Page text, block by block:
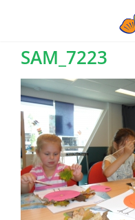
inhoud
SAM_7223